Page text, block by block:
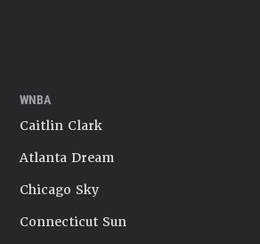
WNBA
Caitlin Clark
Atlanta Dream
Chicago Sky
Connecticut Sun